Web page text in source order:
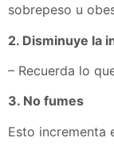
sobrepeso u
2. Disminuye la
– Recuerda lo
3. No fumes
Esto incrementa